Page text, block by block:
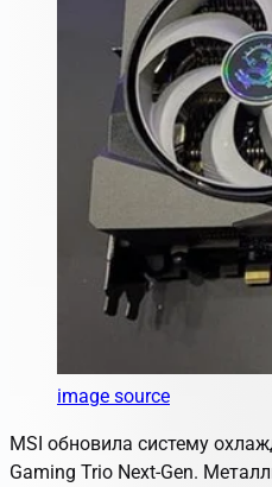
image source
MSI обновила систему
Gaming Trio Next-Gen.